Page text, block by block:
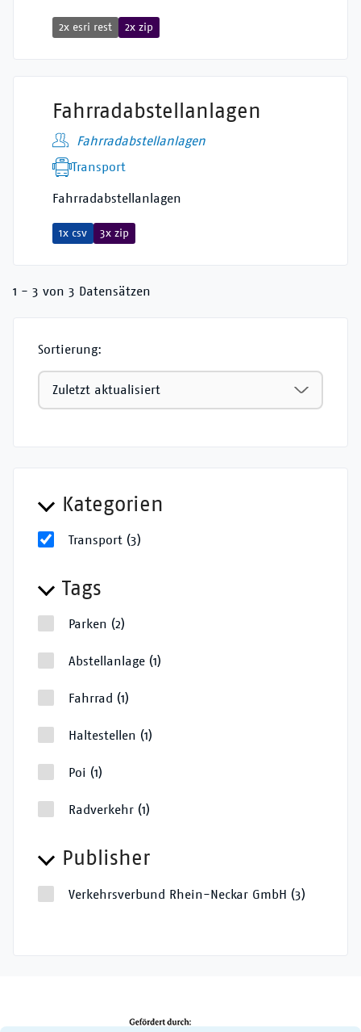
2x esri rest 2x zip
Fahrradabstellanlagen
Fahrradabstellanlagen
Transport
Fahrradabstellanlagen
1x csv 3x zip
1 - 3 von 3 Datensätzen
Sortierung:
Kategorien
Transport (3)
Tags
Parken (2)
Abstellanlage (1)
Fahrrad (1)
Haltestellen (1)
Poi (1)
Radverkehr (1)
Publisher
Verkehrsverbund Rhein-Neckar GmbH (3)